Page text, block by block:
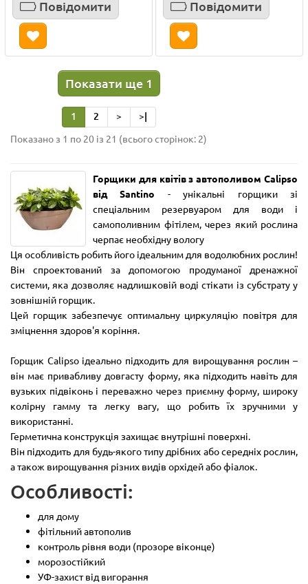
Повідомити Повідомити
Показати ще 1
1 2 > >|
Показано з 1 по 20 із 21 (всього сторінок: 2)
Горщики для квітів з автополивом Calipso
від Santino - унікальні горщики зі
спеціальним резервуаром для води і
самополивним фітілем, через який рослина
черпає необхідну вологу
Ця особливість робить його ідеальним для водолюбних рослин!
Він спроектований за допомогою продуманої дренажної
системи, яка дозволяє надлишковій воді стікати із субстрату у
зовнішній горщик.
Цей горщик забезпечує оптимальну циркуляцію повітря для
зміцнення здоров'я коріння.
Горщик Calipso ідеально підходить для вирощування рослин –
він має привабливу довгасту форму, яка підходить навіть для
вузьких підвіконь і переважно через приємну форму, широку
колірну гамму та легку вагу, що робить їх зручними у
використанні.
Герметична конструкція захищає внутрішні поверхні.
Він підходить для будь-якого типу дрібних або середніх рослин,
а також вирощування різних видів орхідей або фіалок.
Особливості:
для дому
фітільний автополив
контроль рівня води (прозоре віконце)
морозостійкий
УФ-захист від вигорання